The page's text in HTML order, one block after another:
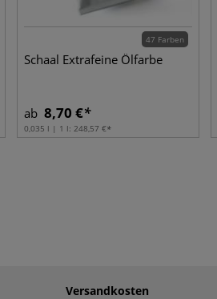
47 Farben
Schaal Extrafeine Ölfarbe
ab 8,70 €
0,035 l | 1 l: 248,57 €
Versandkosten